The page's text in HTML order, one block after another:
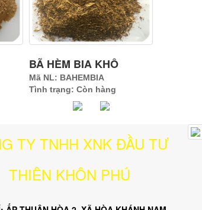
BÃ HÈM BIA KHÔ
Mã NL: BAHEMBIA
Tình trạng: Còn hàng
TY TNHH XNK ĐẦU TƯ
THIÊN KHÔN PHÚ